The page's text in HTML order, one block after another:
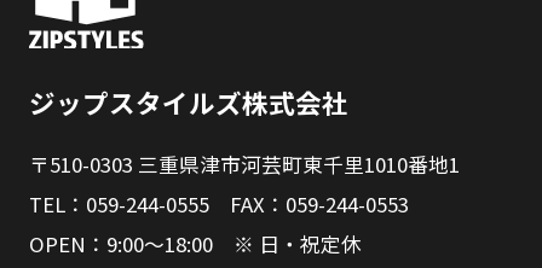
ジップスタイルズ株式会社
〒510-0303 三重県津市河芸町東千里1010番地1
TEL：059-244-0555 FAX：059-244-0553
OPEN：9:00～18:00 ※ 日・祝定休